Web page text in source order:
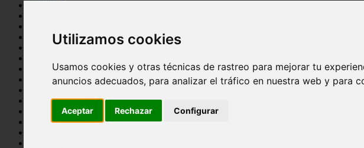
Utilizamos cookies
Usamos cookies y otras técnicas de rastreo para mejorar tu
anuncios adecuados, para analizar el tráfico en nuestra web y para
Aceptar Rechazar Configurar
tenencia responsable
mantenimiento
bienestar
peque os mam feros
verano